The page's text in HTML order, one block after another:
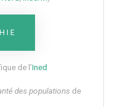
de l’Ined
des populations de